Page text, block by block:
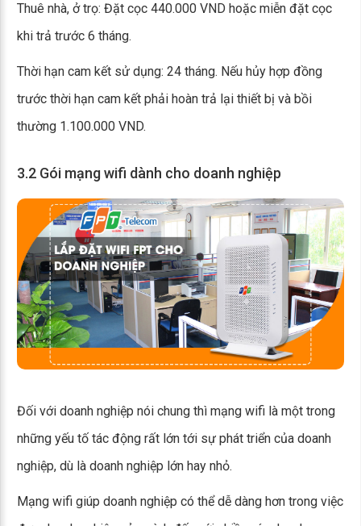
Thuê nhà, ở trọ: Đặt cọc 440.000 VND hoặc miễn đặt cọc
khi trả trước 6 tháng.
Thời hạn cam kết sử dụng: 24 tháng. Nếu hủy hợp đồng
trước thời hạn cam kết phải hoàn trả lại thiết bị và bồi
thường 1.100.000 VND.
3.2 Gói mạng wifi dành cho doanh nghiệp
Đối với doanh nghiệp nói chung thì mạng wifi là một trong
những yếu tố tác động rất lớn tới sự phát triển của doanh
nghiệp, dù là doanh nghiệp lớn hay nhỏ.
Mạng wifi giúp doanh nghiệp có thể dễ dàng hơn trong việc